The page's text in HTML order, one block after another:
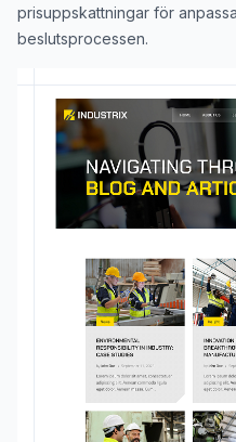
prisuppskattningar för
beslutsprocessen.